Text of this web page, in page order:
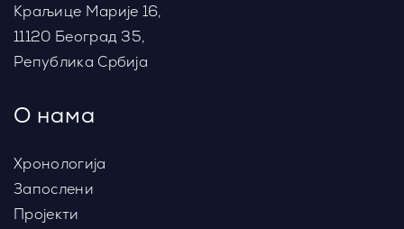
Краљице Марије 16,
11120 Београд 35,
Република Србија
О нама
Хронологија
Запослени
Пројекти